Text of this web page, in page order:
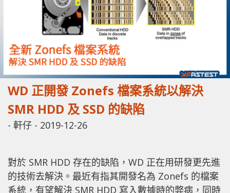
WD 正開發 Zonefs 檔案系統以解決
SMR HDD 及 SSD 的缺陷
- 軒仔 - 2019-12-26
對於 SMR HDD 存在的缺陷，WD 正在用研發更先進
的技術去解決。最近有指其開發名為 Zonefs 的檔案
系統，有望解決 SMR HDD 寫入數據時的弊病，同時